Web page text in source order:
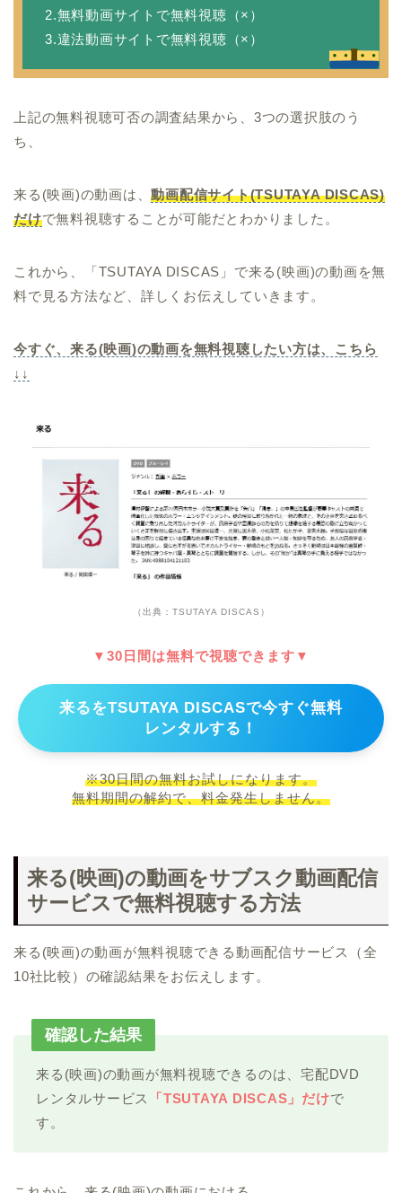
2.無料動画サイトで無料視聴（×）
3.違法動画サイトで無料視聴（×）
上記の無料視聴可否の調査結果から、3つの選択肢のう
ち、
来る(映画)の動画は、動画配信サイト(TSUTAYA DISCAS)
だけで無料視聴することが可能だとわかりました。
これから、「TSUTAYA DISCAS」で来る(映画)の動画を無
料で見る方法など、詳しくお伝えしていきます。
今すぐ、来る(映画)の動画を無料視聴したい方は、こちら
↓↓
（出典：TSUTAYA DISCAS）
▼30日間は無料で視聴できます▼
来るをTSUTAYA DISCASで今すぐ無料
レンタルする！
※30日間の無料お試しになります。
無料期間の解約で、料金発生しません。
来る(映画)の動画をサブスク動画配信
サービスで無料視聴する方法
来る(映画)の動画が無料視聴できる動画配信サービス（全
10社比較）の確認結果をお伝えします。
確認した結果
来る(映画)の動画が無料視聴できるのは、宅配DVD
レンタルサービス
「TSUTAYA DISCAS」だけで
す。